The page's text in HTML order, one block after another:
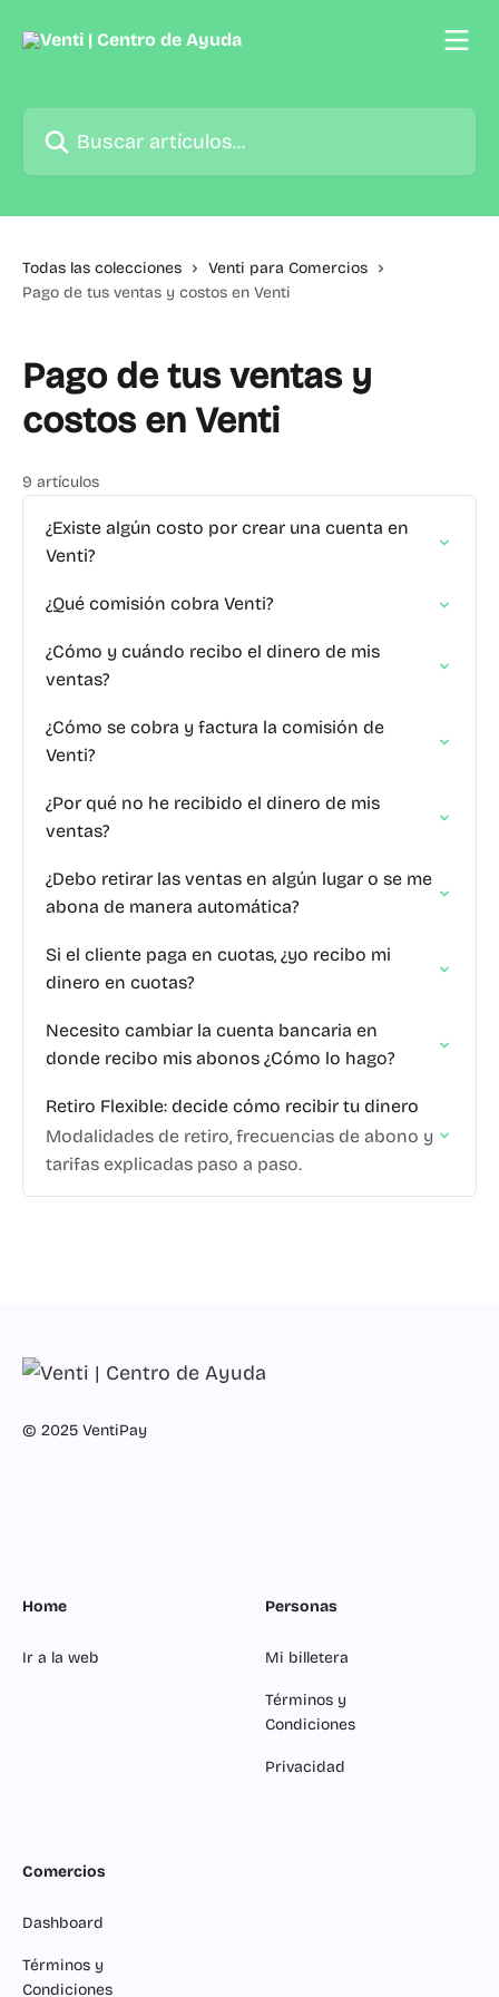
Todas las colecciones
Venti para Comercios
Pago de tus ventas y costos en Venti
Pago de tus ventas y
costos en Venti
9 artículos
¿Existe algún costo por crear una cuenta en
Venti?
¿Qué comisión cobra Venti?
¿Cómo y cuándo recibo el dinero de mis
ventas?
¿Cómo se cobra y factura la comisión de
Venti?
¿Por qué no he recibido el dinero de mis
ventas?
¿Debo retirar las ventas en algún lugar o se me
abona de manera automática?
Si el cliente paga en cuotas, ¿yo recibo mi
dinero en cuotas?
Necesito cambiar la cuenta bancaria en
donde recibo mis abonos ¿Cómo lo hago?
Retiro Flexible: decide cómo recibir tu dinero
Modalidades de retiro, frecuencias de abono y
tarifas explicadas paso a paso.
© 2025 VentiPay
Home
Ir a la web
Personas
Mi billetera
Términos y
Condiciones
Privacidad
Comercios
Dashboard
Términos y
Condiciones